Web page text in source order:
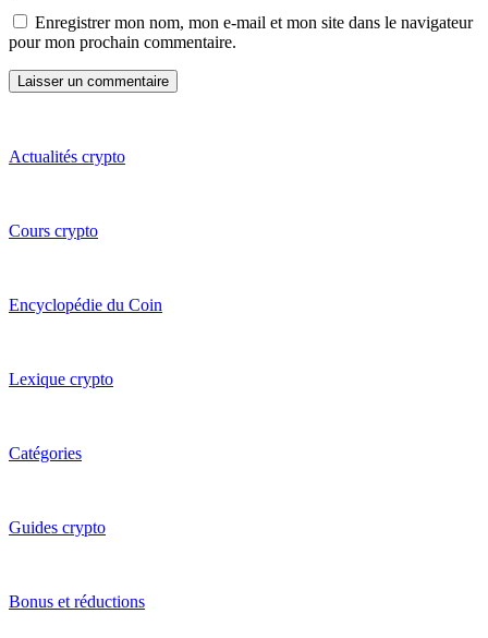
Enregistrer mon nom, mon e-mail et mon site dans le navigateur
pour mon prochain commentaire.
Actualités crypto
Cours crypto
Encyclopédie du Coin
Lexique crypto
Catégories
Guides crypto
Bonus et réductions